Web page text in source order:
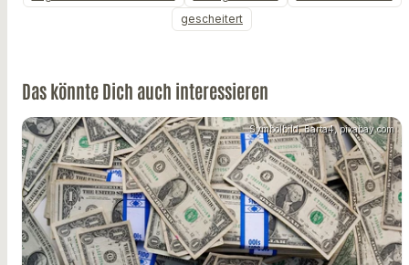
gescheitert
Das könnte Dich auch interessieren
Symbolbild, Barta4, pixabay.com